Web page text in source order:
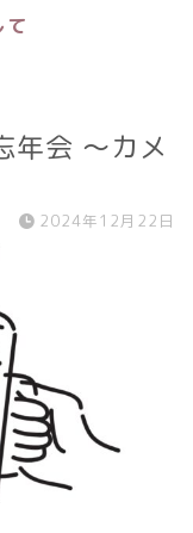
て
年会 〜カメ
2024年12月22日